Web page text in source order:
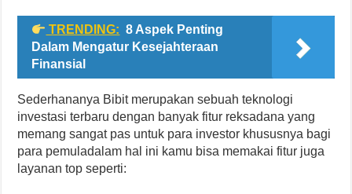
TRENDING: 8 Aspek Penting
Dalam Mengatur Kesejahteraan
Finansial
Sederhananya Bibit merupakan sebuah teknologi
investasi terbaru dengan banyak fitur reksadana yang
memang sangat pas untuk para investor khususnya bagi
para pemuladalam hal ini kamu bisa memakai fitur juga
layanan top seperti: